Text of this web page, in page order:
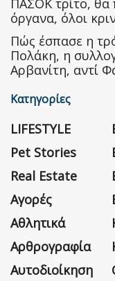
ΠΑΣΟΚ τρίτο,
όργανα, όλοι
Πώς έσπασε η
Πολάκη, η
Αρβανίτη, αντί
Κατηγορίες
LIFESTYLE
Pet Stories
Real Estate
Αγορές
Αθλητικά
Αρθρογραφία
Αυτοδιοίκηση